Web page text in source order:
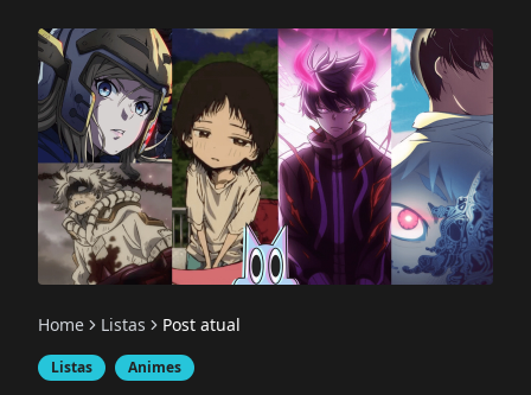
Home Listas Post atual
Listas Animes